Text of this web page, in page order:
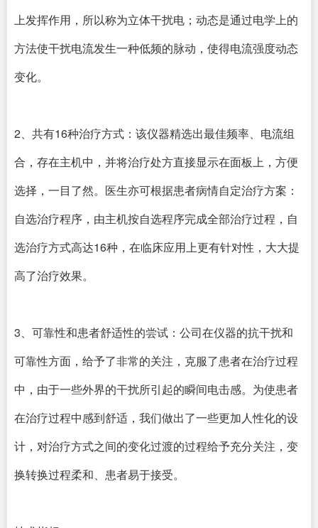
上发挥作用，所以称为立体干扰电；动态是通过电学上的
方法使干扰电流发生一种低频的脉动，使得电流强度动态
变化。
2、共有16种治疗方式：该仪器精选出最佳频率、电流组
合，存在主机中，并将治疗处方直接显示在面板上，方便
选择，一目了然。医生亦可根据患者病情自定治疗方案：
自选治疗程序，由主机按自选程序完成全部治疗过程，自
选治疗方式高达16种，在临床应用上更有针对性，大大提
高了治疗效果。
3、可靠性和患者舒适性的尝试：公司在仪器的抗干扰和
可靠性方面，给予了非常的关注，克服了患者在治疗过程
中，由于一些外界的干扰所引起的瞬间电击感。为使患者
在治疗过程中感到舒适，我们做出了一些更加人性化的设
计，对治疗方式之间的变化过渡的过程给予充分关注，变
换转换过程柔和、患者易于接受。